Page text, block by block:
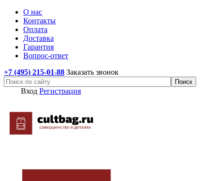
О нас
Контакты
Оплата
Доставка
Гарантия
Вопрос-ответ
+7 (495) 215-01-88 Заказать звонок
Вход Регистрация